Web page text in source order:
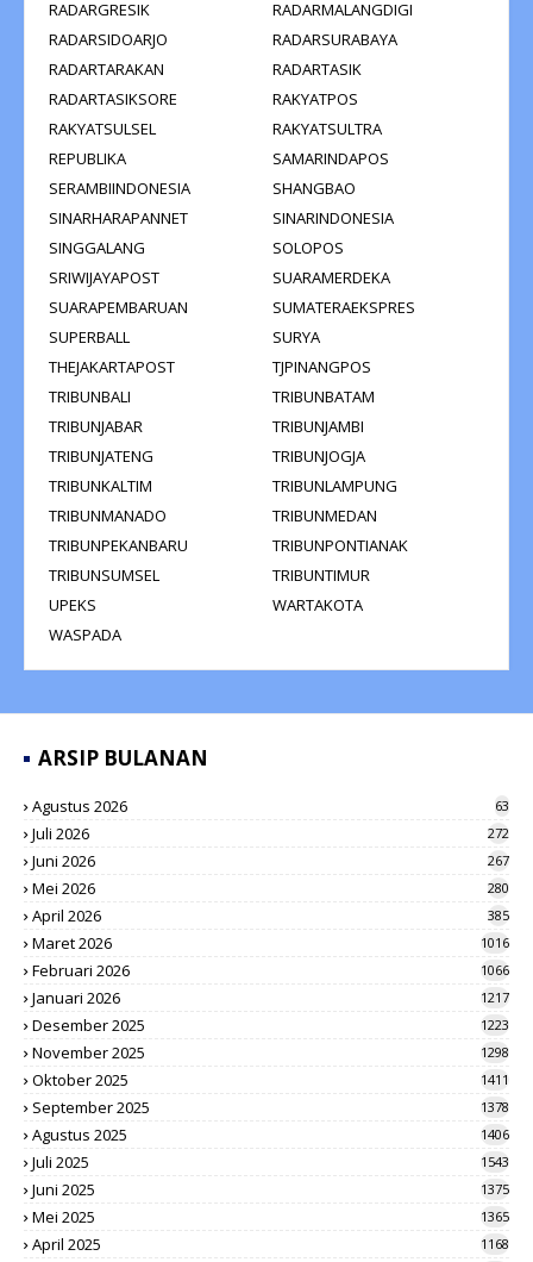
RADARGRESIK
RADARMALANGDIGI
RADARSIDOARJO
RADARSURABAYA
RADARTARAKAN
RADARTASIK
RADARTASIKSORE
RAKYATPOS
RAKYATSULSEL
RAKYATSULTRA
REPUBLIKA
SAMARINDAPOS
SERAMBIINDONESIA
SHANGBAO
SINARHARAPANNET
SINARINDONESIA
SINGGALANG
SOLOPOS
SRIWIJAYAPOST
SUARAMERDEKA
SUARAPEMBARUAN
SUMATERAEKSPRES
SUPERBALL
SURYA
THEJAKARTAPOST
TJPINANGPOS
TRIBUNBALI
TRIBUNBATAM
TRIBUNJABAR
TRIBUNJAMBI
TRIBUNJATENG
TRIBUNJOGJA
TRIBUNKALTIM
TRIBUNLAMPUNG
TRIBUNMANADO
TRIBUNMEDAN
TRIBUNPEKANBARU
TRIBUNPONTIANAK
TRIBUNSUMSEL
TRIBUNTIMUR
UPEKS
WARTAKOTA
WASPADA
ARSIP BULANAN
Agustus 2026 63
Juli 2026 272
Juni 2026 267
Mei 2026 280
April 2026 385
Maret 2026 1016
Februari 2026 1066
Januari 2026 1217
Desember 2025 1223
November 2025 1298
Oktober 2025 1411
September 2025 1378
Agustus 2025 1406
Juli 2025 1543
Juni 2025 1375
Mei 2025 1365
April 2025 1168